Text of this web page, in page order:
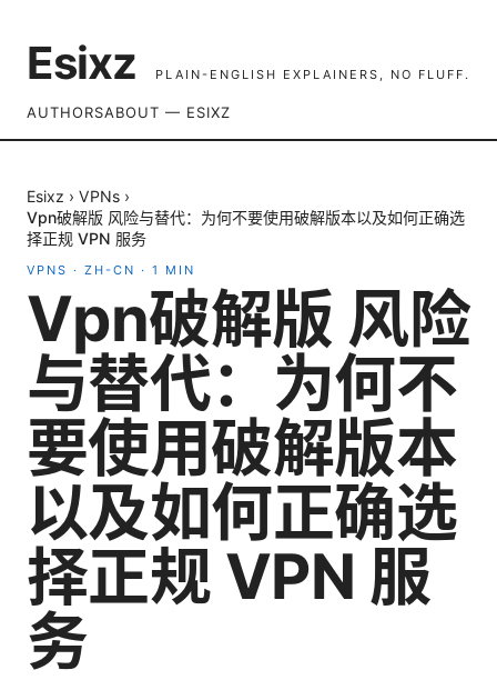
Esixz PLAIN-ENGLISH EXPLAINERS, NO FLUFF.
AUTHORSABOUT — ESIXZ
Esixz › VPNs ›
Vpn破解版 风险与替代：为何不要使用破解版本以及如何正确选
择正规 VPN 服务
VPNS · ZH-CN · 1 MIN
Vpn破解版 风险
与替代：为何不
要使用破解版本
以及如何正确选
择正规 VPN 服
务